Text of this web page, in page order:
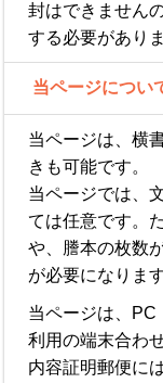
封はできません
する必要がありま
当ページについ
当ページは、横
きも可能です。
当ページでは、
ては任意です。
や、謄本の枚数
が必要になります
当ページは、PC
利用の端末合わ
内容証明郵便に